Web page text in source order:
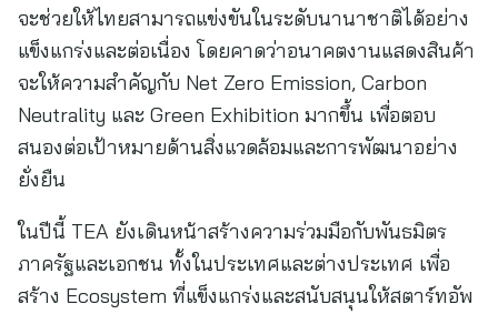
จะช่วยให้ไทยสามารถแข่งขันในระดับนานาชาติได้อย่าง
แข็งแกร่งและต่อเนื่อง โดยคาดว่าอนาคตงานแสดงสินค้า
จะให้ความสำคัญกับ Net Zero Emission, Carbon
Neutrality และ Green Exhibition มากขึ้น เพื่อตอบ
สนองต่อเป้าหมายด้านสิ่งแวดล้อมและการพัฒนาอย่าง
ยั่งยืน
ในปีนี้ TEA ยังเดินหน้าสร้างความร่วมมือกับพันธมิตร
ภาครัฐและเอกชน ทั้งในประเทศและต่างประเทศ เพื่อ
สร้าง Ecosystem ที่แข็งแกร่งและสนับสนุนให้สตาร์ทอัพ